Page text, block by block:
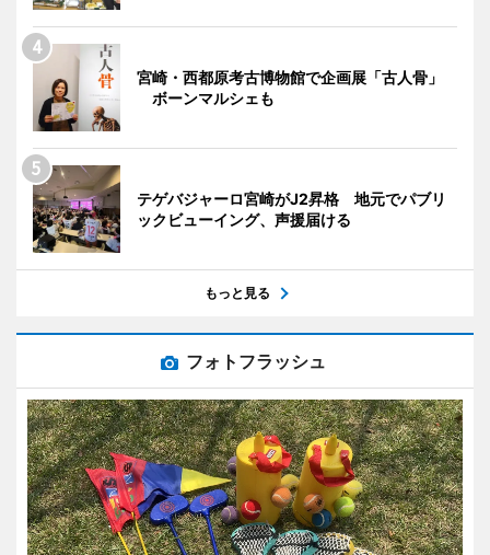
宮崎・西都原考古博物館で企画展「古人骨」
ボーンマルシェも
テゲバジャーロ宮崎がJ2昇格 地元でパブリ
ックビューイング、声援届ける
もっと見る
フォトフラッシュ